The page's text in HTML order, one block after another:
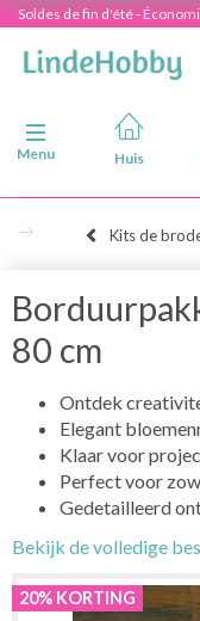
Soldes de fin d'été -
Navigatie in-/uitschakelen
Menu
Huis
Kits de
80 cm
Ontdek
Elegant
Klaar voor
Perfect voor
Gedetailleerd
Bekijk de volledige
20% KORTING